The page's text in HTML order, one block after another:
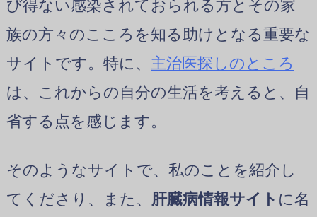
び得ない感染されておられる方とその家
族の方々のこころを知る助けとなる重要な
サイトです。特に、 主治医探しのところ
は、これからの自分の生活を考えると、自
省する点を感じます。
そのようなサイトで、私のことを紹介し
てくださり、また、 肝臓病情報サイト に名